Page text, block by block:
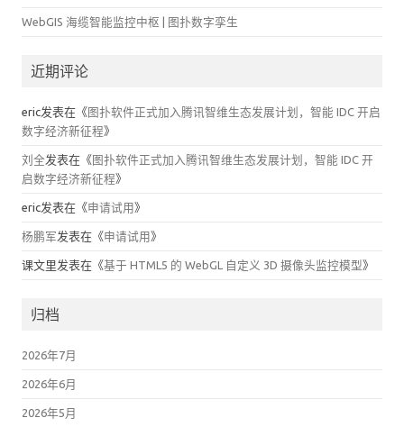
WebGIS 海缆智能监控中枢 | 图扑数字孪生
近期评论
eric发表在《 图扑软件正式加入腾讯智维生态发展计划，智能 IDC 开启
数字经济新征程》
刘全发表在《 图扑软件正式加入腾讯智维生态发展计划，智能 IDC 开
启数字经济新征程》
eric发表在《申请试用 》
杨鹏军发表在《申请试用 》
课文里发表在《基于 HTML5 的 WebGL 自定义 3D 摄像头监控模型》
归档
2026年7月
2026年6月
2026年5月